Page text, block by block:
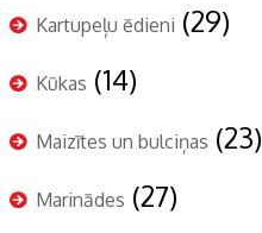
Kartupeļu ēdieni (29)
Kūkas (14)
Maizītes un bulciņas (23)
Marinādes (27)